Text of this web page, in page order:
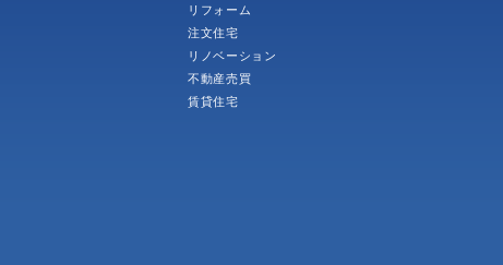
リフォーム
注文住宅
リノベーション
不動産売買
賃貸住宅